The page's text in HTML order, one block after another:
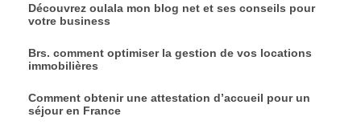
Découvrez oulala mon blog net et ses conseils pour
votre business
Brs. comment optimiser la gestion de vos locations
immobilières
Comment obtenir une attestation d’accueil pour un
séjour en France